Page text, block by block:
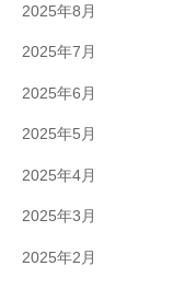
2025年8月
2025年7月
2025年6月
2025年5月
2025年4月
2025年3月
2025年2月